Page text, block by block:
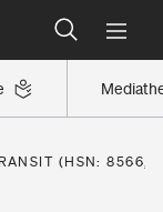
(HSN: 8566,